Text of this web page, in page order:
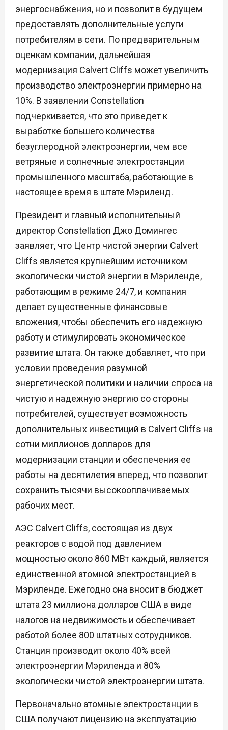
энергоснабжения, но и позволит в будущем
предоставлять дополнительные услуги
потребителям в сети. По предварительным
оценкам компании, дальнейшая
модернизация Calvert Cliffs может увеличить
производство электроэнергии примерно на
10%. В заявлении Constellation
подчеркивается, что это приведет к
выработке большего количества
безуглеродной электроэнергии, чем все
ветряные и солнечные электростанции
промышленного масштаба, работающие в
настоящее время в штате Мэриленд.
Президент и главный исполнительный
директор Constellation Джо Домингес
заявляет, что Центр чистой энергии Calvert
Cliffs является крупнейшим источником
экологически чистой энергии в Мэриленде,
работающим в режиме 24/7, и компания
делает существенные финансовые
вложения, чтобы обеспечить его надежную
работу и стимулировать экономическое
развитие штата. Он также добавляет, что при
условии проведения разумной
энергетической политики и наличии спроса на
чистую и надежную энергию со стороны
потребителей, существует возможность
дополнительных инвестиций в Calvert Cliffs на
сотни миллионов долларов для
модернизации станции и обеспечения ее
работы на десятилетия вперед, что позволит
сохранить тысячи высокооплачиваемых
рабочих мест.
АЭС Calvert Cliffs, состоящая из двух
реакторов с водой под давлением
мощностью около 860 МВт каждый, является
единственной атомной электростанцией в
Мэриленде. Ежегодно она вносит в бюджет
штата 23 миллиона долларов США в виде
налогов на недвижимость и обеспечивает
работой более 800 штатных сотрудников.
Станция производит около 40% всей
электроэнергии Мэриленда и 80%
экологически чистой электроэнергии штата.
Первоначально атомные электростанции в
США получают лицензию на эксплуатацию